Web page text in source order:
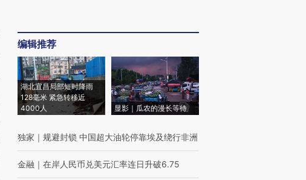
编辑推荐
湖北宜昌局部短时降雨
128毫米 紧急转移近
4000人
显影｜瓜农的漫长等待
独家 ｜ 规避封锁 中国超大油轮停靠埃及绕行非洲
金融 ｜ 在岸人民币兑美元汇率连日升破6.75